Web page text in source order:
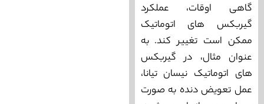
گاهی اوقات، عملکرد
گیربکس ‌های اتوماتیک
ممکن است تغییر کند. به
عنوان مثال، در گیربکس‌
های اتوماتیک نیسان تیانا،
عمل تعویض دنده به صورت